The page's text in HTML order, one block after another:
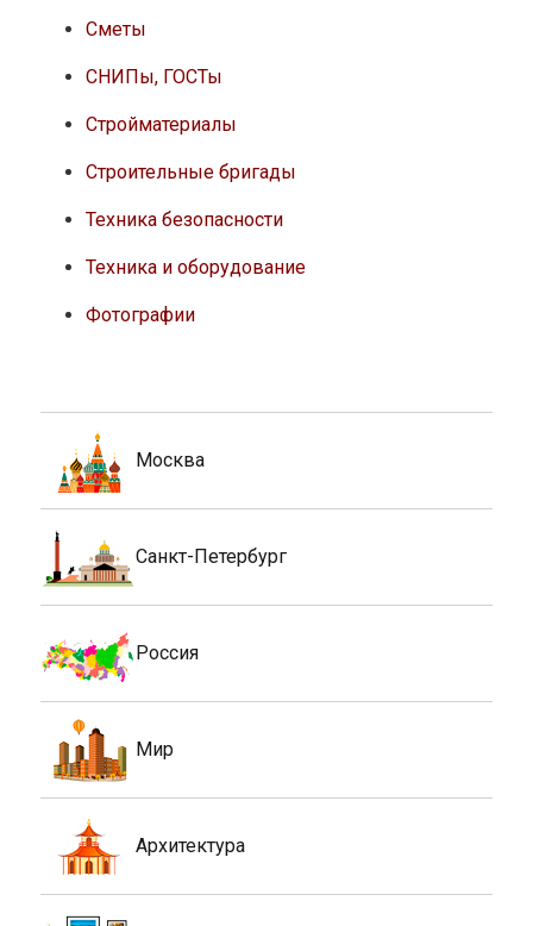
Сметы
СНИПы, ГОСТы
Стройматериалы
Строительные бригады
Техника безопасности
Техника и оборудование
Фотографии
Москва
Санкт-Петербург
Россия
Мир
Архитектура